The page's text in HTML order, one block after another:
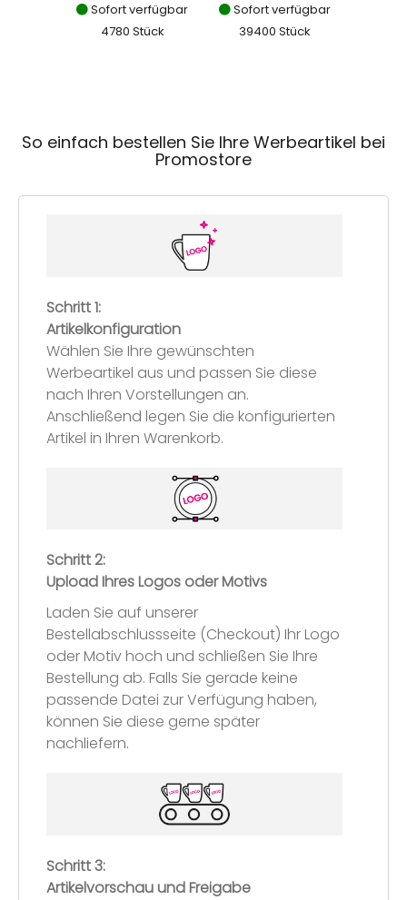
Sofort verfügbar
4780 Stück
Sofort verfügbar
39400 Stück
So einfach bestellen Sie Ihre Werbeartikel bei
Promostore
Schritt 1:
Artikelkonfiguration
Wählen Sie Ihre gewünschten
Werbeartikel aus und passen Sie diese
nach Ihren Vorstellungen an.
Anschließend legen Sie die konfigurierten
Artikel in Ihren Warenkorb.
Schritt 2:
Upload Ihres Logos oder Motivs
Laden Sie auf unserer
Bestellabschlussseite (Checkout) Ihr Logo
oder Motiv hoch und schließen Sie Ihre
Bestellung ab. Falls Sie gerade keine
passende Datei zur Verfügung haben,
können Sie diese gerne später
nachliefern.
Schritt 3:
Artikelvorschau und Freigabe